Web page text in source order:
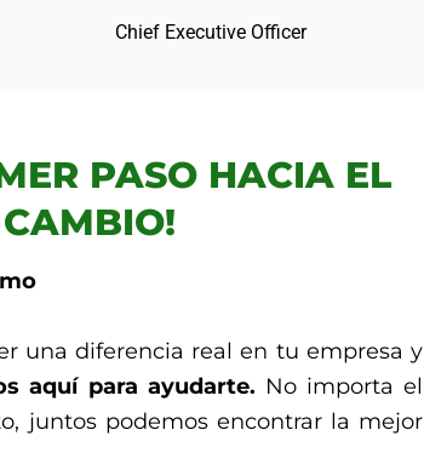
Chief Executive Officer
PASO HACIA EL
CAMBIO!
una diferencia real en tu empresa y
aquí para ayudarte. No importa el
juntos podemos encontrar la mejor